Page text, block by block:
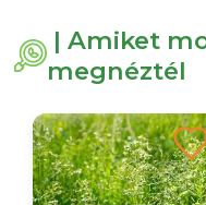
| Amiket
megnéztél